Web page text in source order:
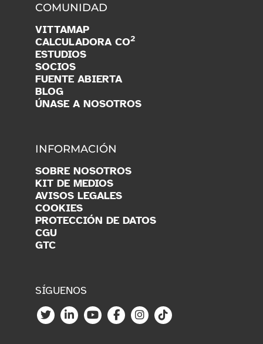
COMUNIDAD
VITTAMAP
CALCULADORA CO2
ESTUDIOS
SOCIOS
FUENTE ABIERTA
BLOG
ÚNASE A NOSOTROS
INFORMACIÓN
SOBRE NOSOTROS
KIT DE MEDIOS
AVISOS LEGALES
COOKIES
PROTECCIÓN DE DATOS
CGU
GTC
SÍGUENOS